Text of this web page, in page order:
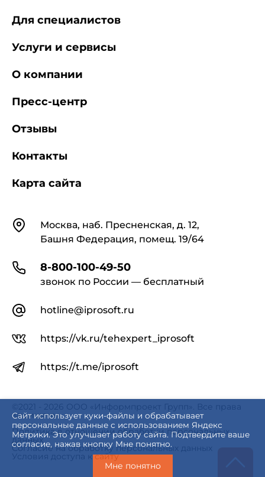
Сайт использует куки-файлы и обрабатывает
персональные данные с использованием Яндекс
Метрики. Это улучшает работу сайта. Подтвердите ваше
согласие, нажав кнопку Мне понятно.
Мне понятно
КонтактыМосква, наб. Пресненская, д. 12,
Башня Федерация, помещ. 19/64
8-800-100-49-50
звонок по России — бесплатный
hotline@iprosoft.ru
https://vk.ru/tehexpert_iprosoft
https://t.me/iprosoft
Для специалистов
Услуги и сервисы
О компании
Пресс-центр
Отзывы
Контакты
Карта сайта
©2021 - 2026 ООО «Информпроект Групп». Все права
защищены.
Политика в отношении обработки персональных
данных
Согласие на обработку персональных данных
Условия доступа к сайту